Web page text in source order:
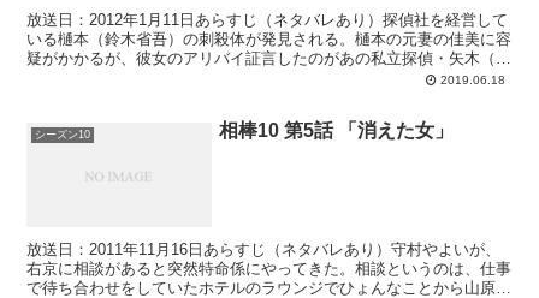
放送日：2012年1月11日あらすじ（ネタバレあり）探偵社を経営して
いる樋本（鈴木省吾）の刺殺体が発見される。樋本の元妻の佳美に容
疑がかかるが、彼女のアリバイ証言したのがあの私立探偵・矢木（相
2019.06.18
シーズン10 相棒10 第5話 「消えた女」
放送日：2011年11月16日あらすじ（ネタバレあり）守村やよいが、
右京に相談があると突然特命係にやってきた。相談というのは、仕事
で待ち合わせをしていたホテルのラウンジでひょんなことから山原京